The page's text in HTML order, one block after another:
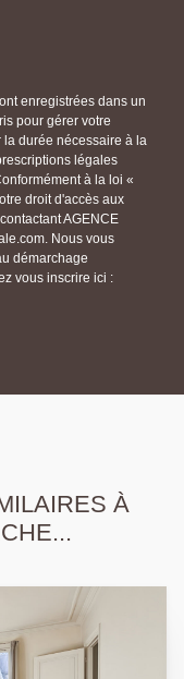
enregistrées dans un
pour gérer votre
la durée nécessaire à la
légales
à la loi «
droit d'accès aux
AGENCE
Nous vous
démarchage
vous inscrire ici :
À